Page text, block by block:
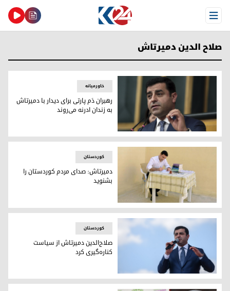
Open Menu
صلاح الدین دمیرتاش
صلاح‌الدین دمیرتاش
خاورمیانه
رهبران دَم پارتی برای دیدار با دمیرتاش
به زندان ادرنه می‌روند
صلاح‌الدین دمیرتاش، سیاستمدار کورد
کوردستان
دمیرتاش: صدای مردم کوردستان را
بشنوید
صلاح الدین دمیرتاش، عضو سابق شورای رهبری حزب
کوردستان
صلاح‌الدین دمیرتاش از سیاست
کناره‌گیری کرد